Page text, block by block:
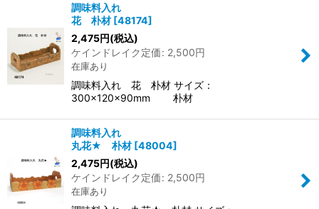
調味料入れ
花 朴材 [48174]
2,475円(税込)
ケインドレイク定価: 2,500円
在庫あり
調味料入れ 花 朴材 サイズ：
300×120×90mm 朴材
調味料入れ
丸花★ 朴材 [48004]
2,475円(税込)
ケインドレイク定価: 2,500円
在庫あり